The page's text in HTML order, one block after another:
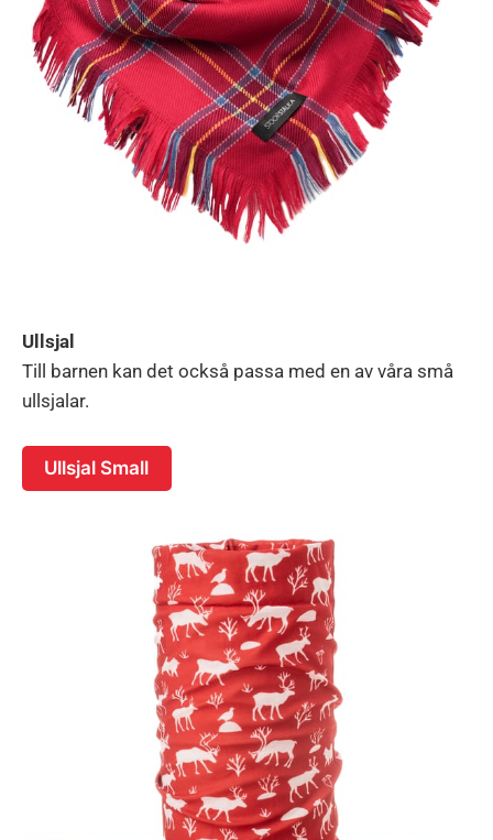
Ullsjal
Till barnen kan det också passa med en av våra små
ullsjalar.
Ullsjal Small